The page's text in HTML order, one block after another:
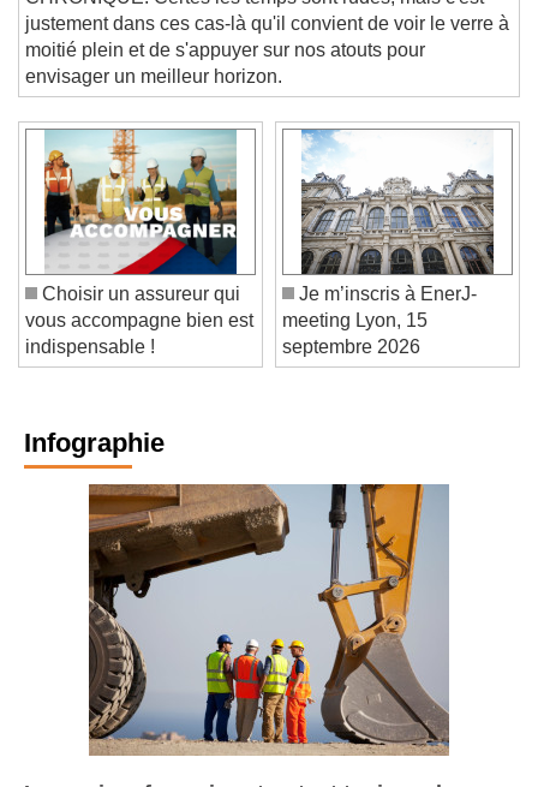
CHRONIQUE. Certes les temps sont rudes, mais c'est
justement dans ces cas-là qu'il convient de voir le verre à
moitié plein et de s'appuyer sur nos atouts pour
envisager un meilleur horizon.
Choisir un assureur qui
vous accompagne bien est
indispensable !
Je m’inscris à EnerJ-
meeting Lyon, 15
septembre 2026
Infographie